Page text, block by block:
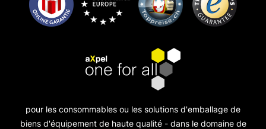
pour les consommables ou les solutions d'emballage de
biens d'équipement de haute qualité - dans le domaine de